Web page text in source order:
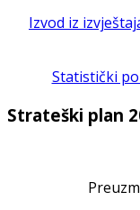
Izvod iz
Statistički
Strateški plan